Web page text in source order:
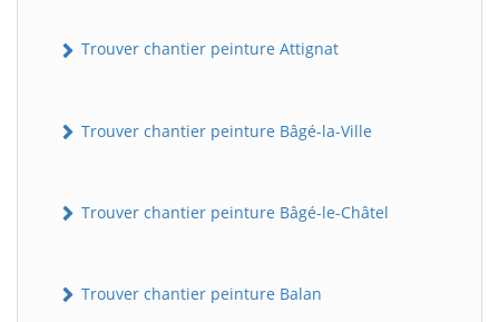
Trouver chantier peinture Attignat
Trouver chantier peinture Bâgé-la-Ville
Trouver chantier peinture Bâgé-le-Châtel
Trouver chantier peinture Balan